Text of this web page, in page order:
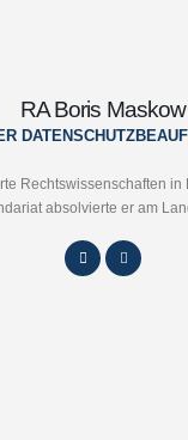
RA Boris Maskow
Rechtswissenschaften in
absolvierte er am